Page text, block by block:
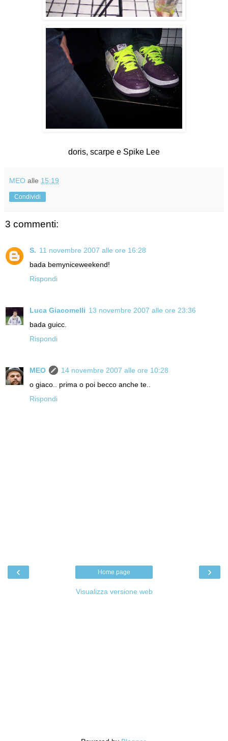
doris, scarpe e Spike Lee
MEO alle 15:19
Condividi
3 commenti:
S. 11 novembre 2007 alle ore 16:28
bada bemyniceweekend!
Rispondi
Luca Giacomelli 13 novembre 2007 alle ore 23:36
bada guicc.
Rispondi
MEO
14 novembre 2007 alle ore 10:28
o giaco.. prima o poi becco anche te..
Rispondi
‹ ›
Home page
Visualizza versione web